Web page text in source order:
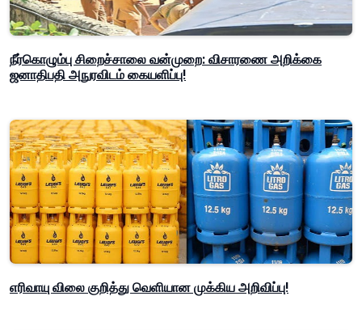
நீர்கொழும்பு சிறைச்சாலை வன்முறை: விசாரணை அறிக்கை
ஜனாதிபதி அநுரவிடம் கையளிப்பு!
எரிவாயு விலை குறித்து வெளியான முக்கிய அறிவிப்பு!